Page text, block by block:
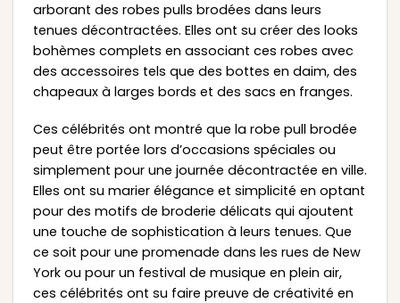
arborant des robes pulls brodées dans leurs
tenues décontractées. Elles ont su créer des looks
bohèmes complets en associant ces robes avec
des accessoires tels que des bottes en daim, des
chapeaux à larges bords et des sacs en franges.
Ces célébrités ont montré que la robe pull brodée
peut être portée lors d’occasions spéciales ou
simplement pour une journée décontractée en ville.
Elles ont su marier élégance et simplicité en optant
pour des motifs de broderie délicats qui ajoutent
une touche de sophistication à leurs tenues. Que
ce soit pour une promenade dans les rues de New
York ou pour un festival de musique en plein air,
ces célébrités ont su faire preuve de créativité en